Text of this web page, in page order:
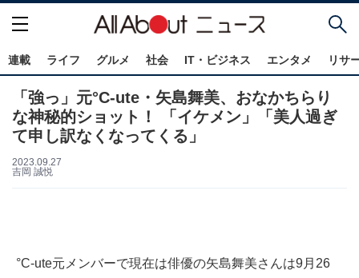
連載 ライフ グルメ 社会 IT・ビジネス エンタメ リサ
「強っ」元°C-ute・矢島舞美、おなかちらり
な神秘的ショット！ 「イケメン」「美人過ぎ
て申し訳なくなってくる」
2023.09.27
吉岡 誠悦
°C-ute元メンバーで現在は俳優の矢島舞美さんは9月26